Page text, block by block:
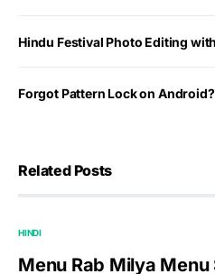
Hindu Festival Photo Editing
Forgot Pattern Lock on Android?
Related Posts
HINDI
Menu Rab Milya